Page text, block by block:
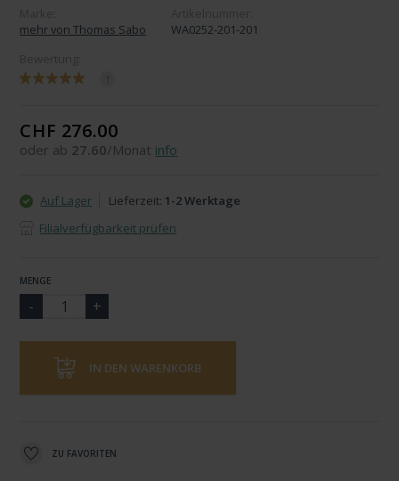
mehr von Thomas Sabo
WA0252-201-201
CHF 276.00
oder ab 27.60/Monat info
Auf Lager Lieferzeit: 1-2 Werktage
Filialverfügbarkeit prüfen
MENGE
IN DEN WARENKORB
ZU FAVORITEN